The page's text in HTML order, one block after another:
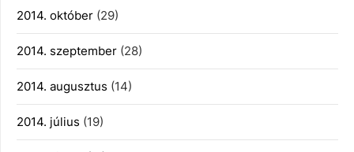
2014. október (29)
2014. szeptember (28)
2014. augusztus (14)
2014. július (19)